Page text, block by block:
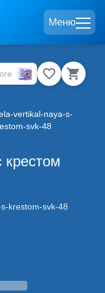
Меню
vertikal-naya-s-
svk-48
крестом
krestom-svk-48